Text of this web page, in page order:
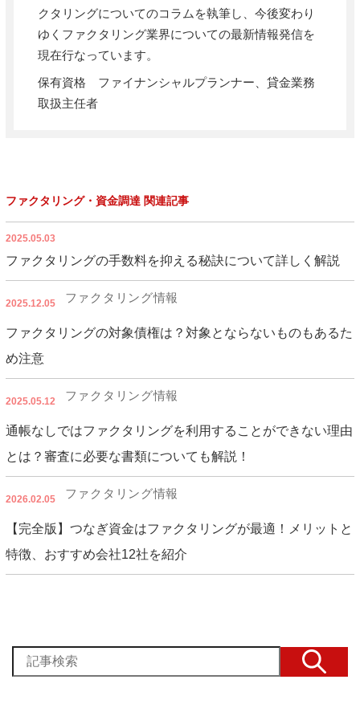
クタリングについてのコラムを執筆し、今後変わり
ゆくファクタリング業界についての最新情報発信を
現在行なっています。
保有資格 ファイナンシャルプランナー、貸金業務
取扱主任者
ファクタリング・資金調達 関連記事
2025.05.03
ファクタリングの手数料を抑える秘訣について詳しく解説
2025.12.05 ファクタリング情報
ファクタリングの対象債権は？対象とならないものもあるた
め注意
2025.05.12 ファクタリング情報
通帳なしではファクタリングを利用することができない理由
とは？審査に必要な書類についても解説！
2026.02.05 ファクタリング情報
【完全版】つなぎ資金はファクタリングが最適！メリットと
特徴、おすすめ会社12社を紹介